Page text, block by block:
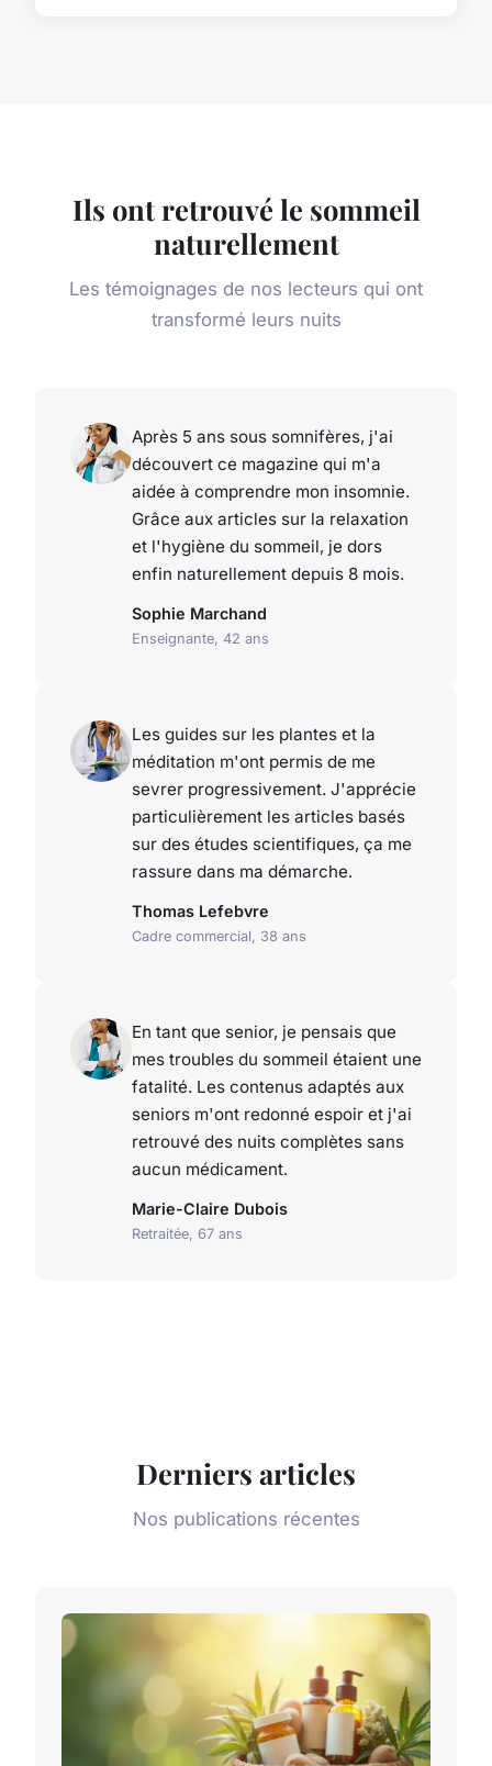
Ils ont retrouvé le sommeil
naturellement
Les témoignages de nos lecteurs qui ont
transformé leurs nuits
Après 5 ans sous somnifères, j'ai
découvert ce magazine qui m'a
aidée à comprendre mon insomnie.
Grâce aux articles sur la relaxation
et l'hygiène du sommeil, je dors
enfin naturellement depuis 8 mois.
Sophie Marchand
Enseignante, 42 ans
Les guides sur les plantes et la
méditation m'ont permis de me
sevrer progressivement. J'apprécie
particulièrement les articles basés
sur des études scientifiques, ça me
rassure dans ma démarche.
Thomas Lefebvre
Cadre commercial, 38 ans
En tant que senior, je pensais que
mes troubles du sommeil étaient une
fatalité. Les contenus adaptés aux
seniors m'ont redonné espoir et j'ai
retrouvé des nuits complètes sans
aucun médicament.
Marie-Claire Dubois
Retraitée, 67 ans
Derniers articles
Nos publications récentes